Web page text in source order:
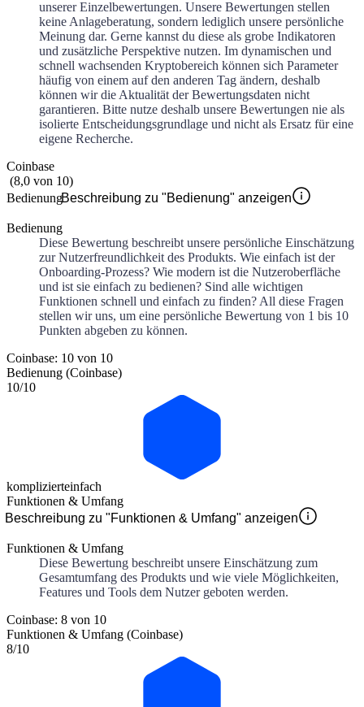
unserer Einzelbewertungen. Unsere Bewertungen stellen
keine Anlageberatung, sondern lediglich unsere persönliche
Meinung dar. Gerne kannst du diese als grobe Indikatoren
und zusätzliche Perspektive nutzen. Im dynamischen und
schnell wachsenden Kryptobereich können sich Parameter
häufig von einem auf den anderen Tag ändern, deshalb
können wir die Aktualität der Bewertungsdaten nicht
garantieren. Bitte nutze deshalb unsere Bewertungen nie als
isolierte Entscheidungsgrundlage und nicht als Ersatz für eine
eigene Recherche.
Coinbase
(8,0 von 10)
BedienungBeschreibung zu "Bedienung" anzeigen
Bedienung
Diese Bewertung beschreibt unsere persönliche Einschätzung
zur Nutzerfreundlichkeit des Produkts. Wie einfach ist der
Onboarding-Prozess? Wie modern ist die Nutzeroberfläche
und ist sie einfach zu bedienen? Sind alle wichtigen
Funktionen schnell und einfach zu finden? All diese Fragen
stellen wir uns, um eine persönliche Bewertung von 1 bis 10
Punkten abgeben zu können.
Coinbase: 10 von 10
Bedienung (Coinbase)
10/10
komplizierteinfach
Funktionen & Umfang
Beschreibung zu "Funktionen & Umfang" anzeigen
Funktionen & Umfang
Diese Bewertung beschreibt unsere Einschätzung zum
Gesamtumfang des Produkts und wie viele Möglichkeiten,
Features und Tools dem Nutzer geboten werden.
Coinbase: 8 von 10
Funktionen & Umfang (Coinbase)
8/10